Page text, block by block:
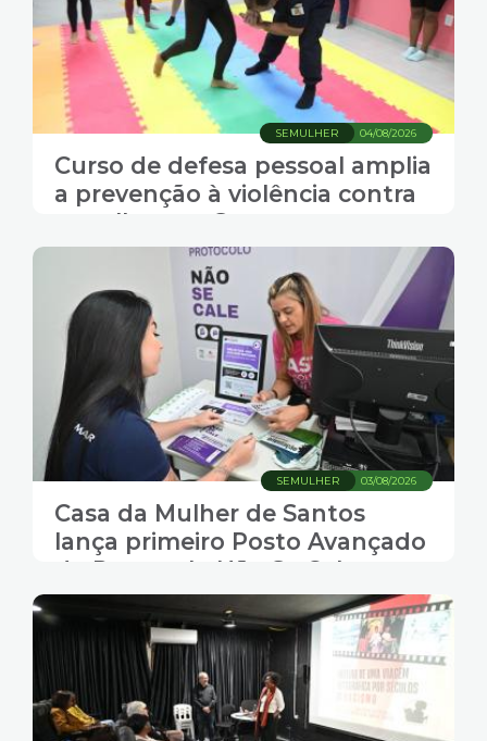
04/08/2026
SEMULHER
Curso de defesa pessoal amplia
a prevenção à violência contra
a mulher em Santos
03/08/2026
SEMULHER
Casa da Mulher de Santos
lança primeiro Posto Avançado
do Protocolo Não Se Cale